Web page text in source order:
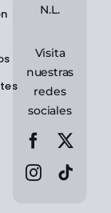
N.L.
Visita
nuestras
redes
sociales